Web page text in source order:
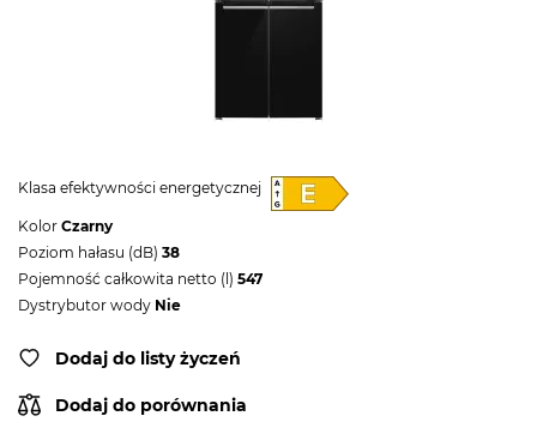
Klasa efektywności energetycznej
Kolor Czarny
Poziom hałasu (dB) 38
Pojemność całkowita netto (l) 547
Dystrybutor wody Nie
Dodaj do listy życzeń
Dodaj do porównania